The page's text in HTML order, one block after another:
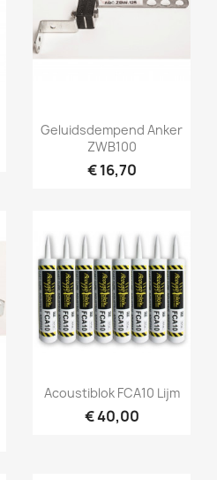
Snel bekijken
Geluidsdempend Anker
ZWB100
€ 16,70
Snel bekijken
Acoustiblok FCA10 Lijm
€ 40,00